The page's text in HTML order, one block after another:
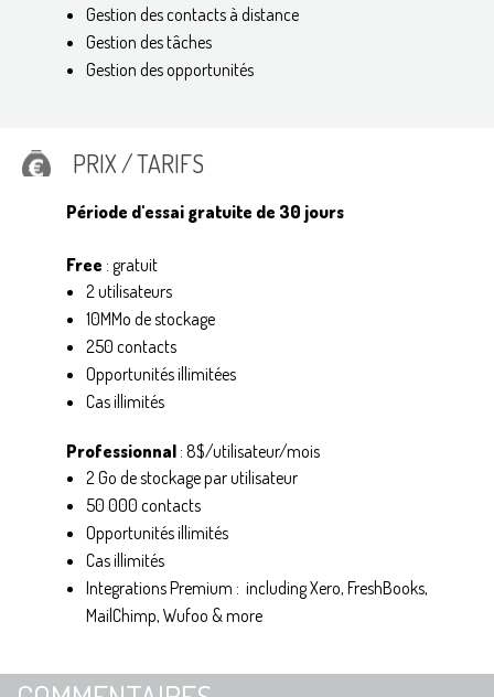
Gestion des contacts à distance
Gestion des tâches
Gestion des opportunités
PRIX / TARIFS
Période d'essai gratuite de 30 jours
Free : gratuit
2 utilisateurs
10MMo de stockage
250 contacts
Opportunités illimitées
Cas illimités
Professionnal : 8$/utilisateur/mois
2 Go de stockage par utilisateur
50 000 contacts
Opportunités illimités
Cas illimités
Integrations Premium : including Xero, FreshBooks,
MailChimp, Wufoo & more